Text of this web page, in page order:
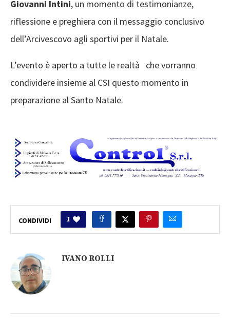
Giovanni Intini, un momento di testimonianze,
riflessione e preghiera con il messaggio conclusivo
dell’Arcivescovo agli sportivi per il Natale.
L’evento è aperto a tutte le realtà che vorranno
condividere insieme al CSI questo momento in
preparazione al Santo Natale.
CONDIVIDI 1
IVANO ROLLI